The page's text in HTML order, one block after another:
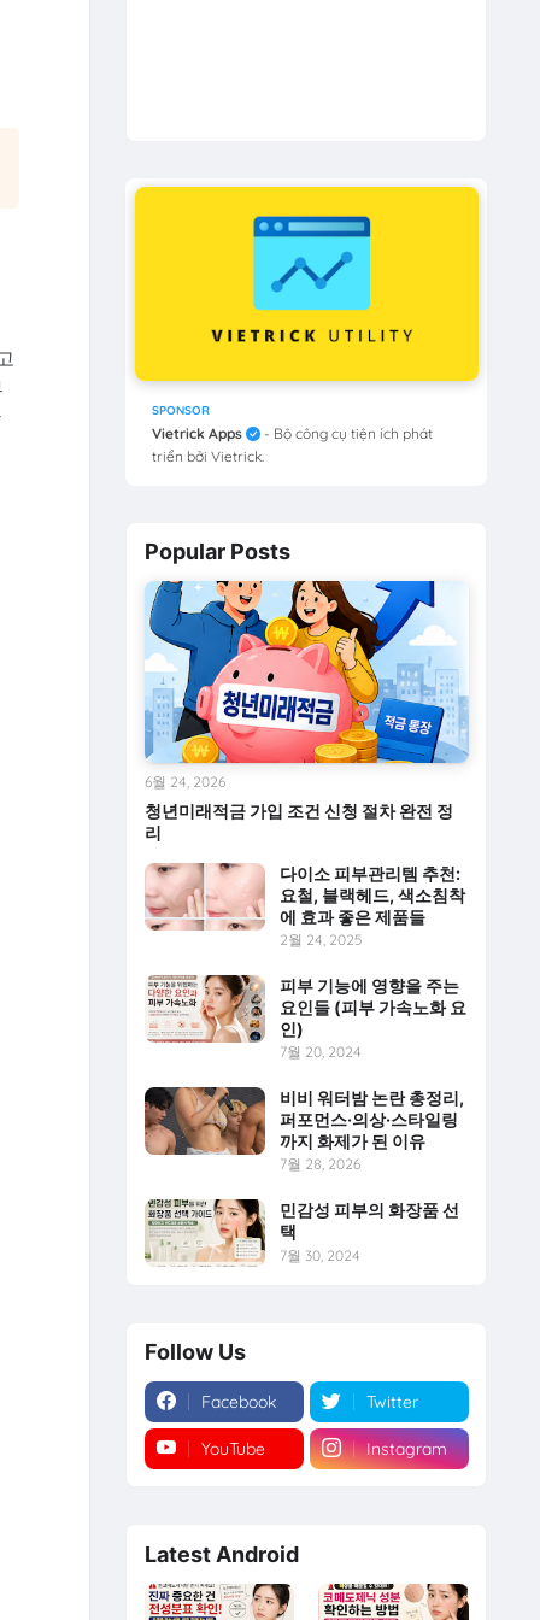
SPONSOR
Vietrick Apps
- Bộ công cụ tiện ích phát
triển bởi Vietrick.
Popular Posts
청년미래적금 가입 조건 신청 절차 완전 정
리
6월 24, 2026
다이소 피부관리템 추천:
요철, 블랙헤드, 색소침착
에 효과 좋은 제품들
2월 24, 2025
피부 기능에 영향을 주는
요인들 (피부 가속노화 요
인)
7월 20, 2024
비비 워터밤 논란 총정리,
퍼포먼스·의상·스타일링
까지 화제가 된 이유
7월 28, 2026
민감성 피부의 화장품 선
택
7월 30, 2024
Follow Us
Facebook Twitter
YouTube Instagram
Latest Android